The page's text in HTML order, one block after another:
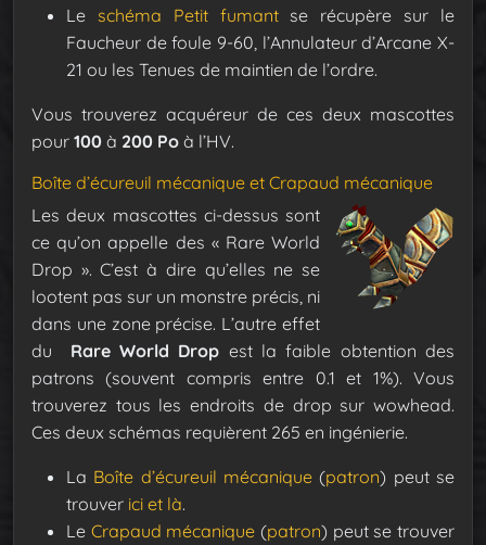
Le schéma Petit fumantse récupère sur le
Faucheur de foule 9-60, l’Annulateur d’Arcane X-
21 ou les Tenues de maintien de l’ordre.
Vous trouverez acquéreur de ces deux mascottes
pour 100 à 200 Po à l’HV.
Boîte d’écureuil mécanique et Crapaud mécanique
Les deux mascottes ci-dessus sont
ce qu’on appelle des « Rare World
Drop ». C’est à dire qu’elles ne se
lootent pas sur un monstre précis, ni
dans une zone précise. L’autre effet
du Rare World Drop est la faible obtention des
patrons (souvent compris entre 0.1 et 1%). Vous
trouverez tous les endroits de drop sur wowhead.
Ces deux schémas requièrent 265 en ingénierie.
La Boîte d’écureuil mécanique (patron) peut se
trouver ici et là.
Le Crapaud mécanique (patron) peut se trouver